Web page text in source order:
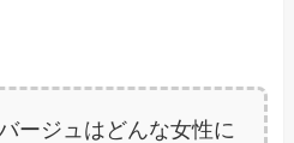
ージュはどんな女性に